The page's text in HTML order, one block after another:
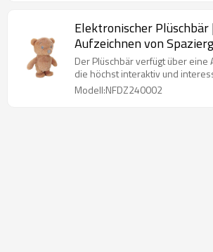
Elektronischer Plüschbär
Aufzeichnen von
Kinder | Unterstützung
Anpassung
Der Plüschbär verfügt über eine
die höchst interaktiv und
Modell:NFDZ240002